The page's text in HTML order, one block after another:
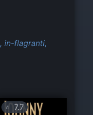
in-flagranti,
⭐ 7.7